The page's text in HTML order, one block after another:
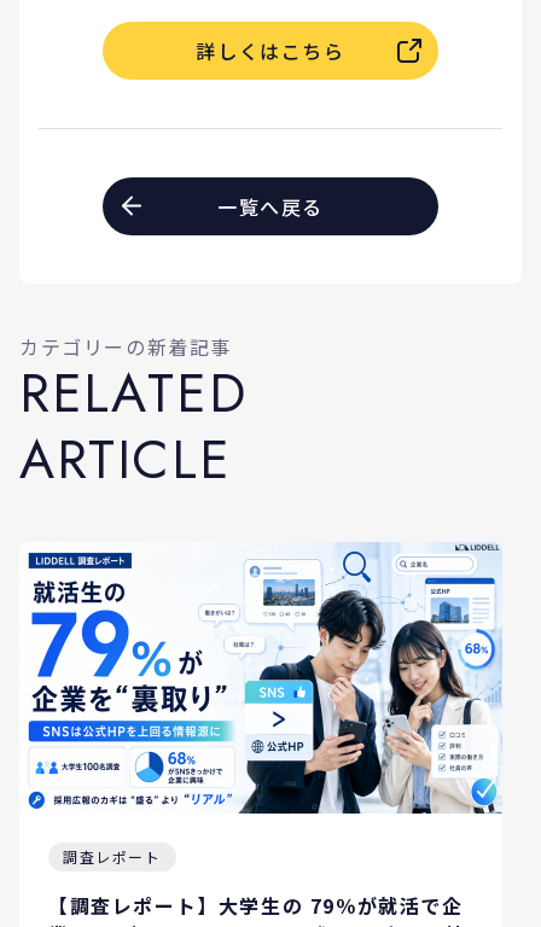
詳しくはこちら
一覧へ戻る
カテゴリーの新着記事
RELATED
ARTICLE
調査レポート
【調査レポート】大学生の 79％が就活で企